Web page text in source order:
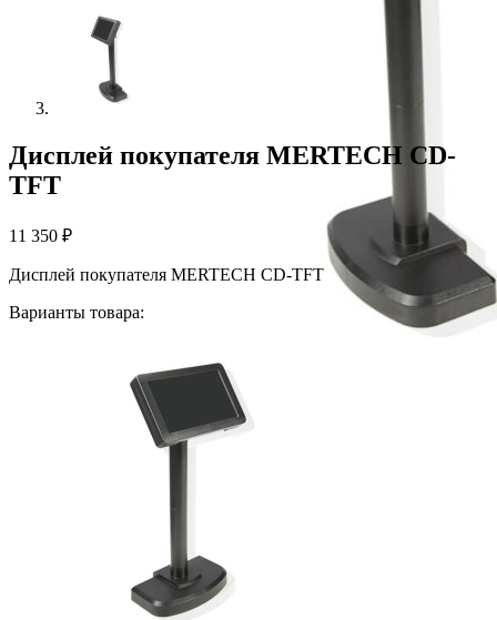
Дисплей покупателя MERTECH CD-
TFT
11 350 ₽
Дисплей покупателя MERTECH CD-TFT
Варианты товара: